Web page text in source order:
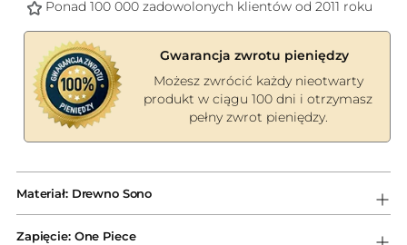
Ponad 100 000 zadowolonych klientów od 2011 roku
Gwarancja zwrotu pieniędzy
Możesz zwrócić każdy nieotwarty
produkt w ciągu 100 dni i otrzymasz
pełny zwrot pieniędzy.
do
koszyka
Materiał: Drewno Sono
Zapięcie: One Piece